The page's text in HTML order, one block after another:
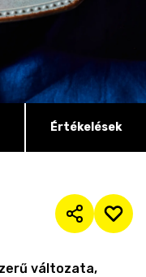
Értékelések
változata,